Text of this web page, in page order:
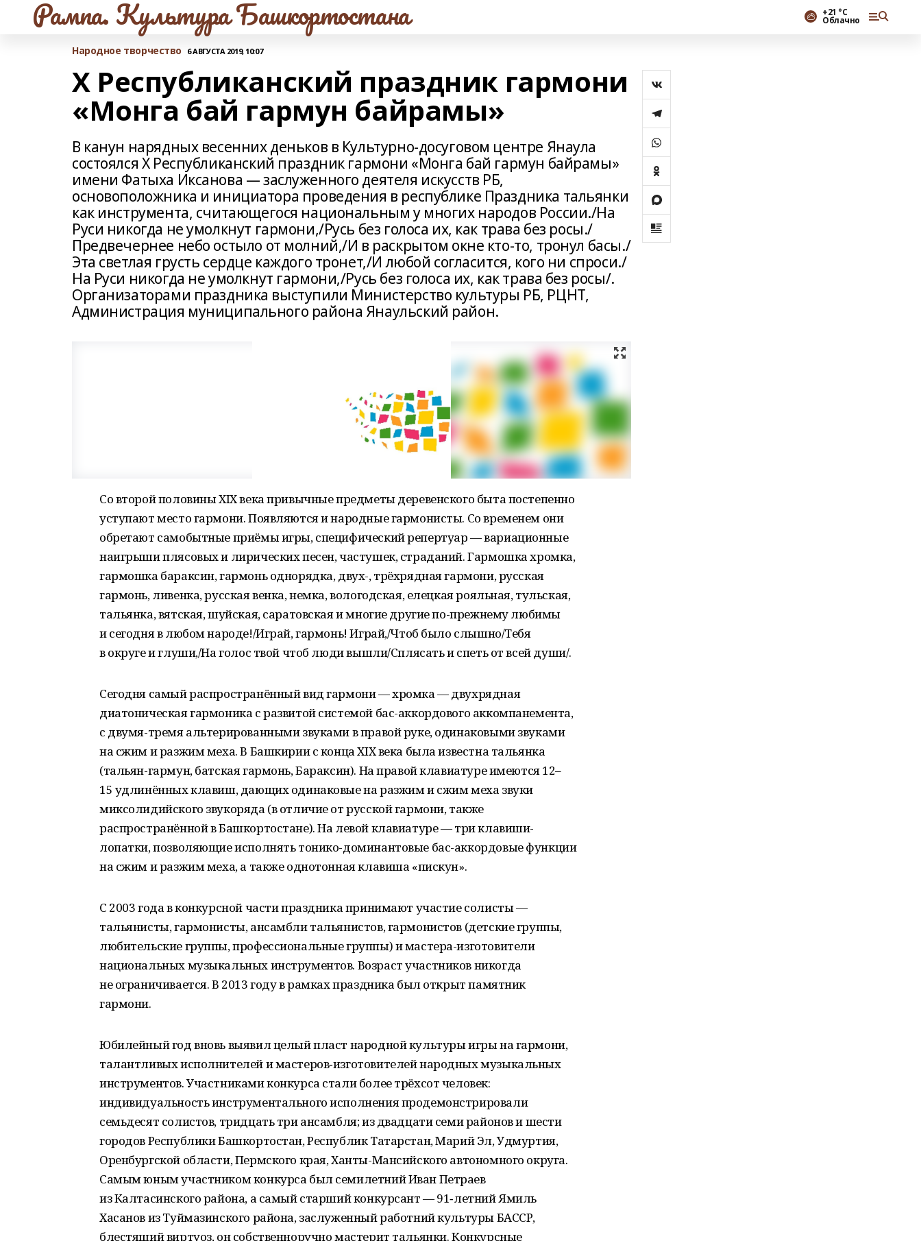
Рампа. Культура Башкортостана +21 °С
Облачно
Народное творчество 6 АВГУСТА 2019, 10:07
Х Республиканский праздник гармони
«Монга бай гармун байрамы»
В канун нарядных весенних деньков в Культурно-досуговом центре Янаула
состоялся X Республиканский праздник гармони «Монга бай гармун байрамы»
имени Фатыха Иксанова — заслуженного деятеля искусств РБ,
основоположника и инициатора проведения в республике Праздника тальянки
как инструмента, считающегося национальным у многих народов России./На
Руси никогда не умолкнут гармони,/Русь без голоса их, как трава без росы./
Предвечернее небо остыло от молний,/И в раскрытом окне кто-то, тронул басы./
Эта светлая грусть сердце каждого тронет,/И любой согласится, кого ни спроси./
На Руси никогда не умолкнут гармони,/Русь без голоса их, как трава без росы/.
Организаторами праздника выступили Министерство культуры РБ, РЦНТ,
Администрация муниципального района Янаульский район.
Со второй половины XIX века привычные предметы деревенского быта постепенно
уступают место гармони. Появляются и народные гармонисты. Со временем они
обретают самобытные приёмы игры, специфический репертуар — вариационные
наигрыши плясовых и лирических песен, частушек, страданий. Гармошка хромка,
гармошка бараксин, гармонь однорядка, двух-, трёхрядная гармони, русская
гармонь, ливенка, русская венка, немка, вологодская, елецкая рояльная, тульская,
тальянка, вятская, шуйская, саратовская и многие другие по-прежнему любимы
и сегодня в любом народе!/Играй, гармонь! Играй,/Чтоб было слышно/Тебя
в округе и глуши,/На голос твой чтоб люди вышли/Сплясать и спеть от всей души/.
Сегодня самый распространённый вид гармони — хромка — двухрядная
диатоническая гармоника с развитой системой бас-аккордового аккомпанемента,
с двумя-тремя альтерированными звуками в правой руке, одинаковыми звуками
на сжим и разжим меха. В Башкирии с конца XIX века была известна тальянка
(тальян-гармун, батская гармонь, Бараксин). На правой клавиатуре имеются 12–
15 удлинённых клавиш, дающих одинаковые на разжим и сжим меха звуки
миксолидийского звукоряда (в отличие от русской гармони, также
распространённой в Башкортостане). На левой клавиатуре — три клавиши-
лопатки, позволяющие исполнять тонико-доминантовые бас-аккордовые функции
на сжим и разжим меха, а также однотонная клавиша «пискун».
С 2003 года в конкурсной части праздника принимают участие солисты —
тальянисты, гармонисты, ансамбли тальянистов, гармонистов (детские группы,
любительские группы, профессиональные группы) и мастера-изготовители
национальных музыкальных инструментов. Возраст участников никогда
не ограничивается. В 2013 году в рамках праздника был открыт памятник
гармони.
Юбилейный год вновь выявил целый пласт народной культуры игры на гармони,
талантливых исполнителей и мастеров‑изготовителей народных музыкальных
инструментов. Участниками конкурса стали более трёхсот человек:
индивидуальность инструментального исполнения продемонстрировали
семьдесят солистов, тридцать три ансамбля; из двадцати семи районов и шести
городов Республики Башкортостан, Республик Татарстан, Марий Эл, Удмуртия,
Оренбургской области, Пермского края, Ханты-Мансийского автономного округа.
Самым юным участником конкурса был семилетний Иван Петраев
из Калтасинского района, а самый старший конкурсант — 91‑летний Ямиль
Хасанов из Туймазинского района, заслуженный работний культуры БАССР,
блестящий виртуоз, он собственноручно мастерит тальянки. Конкурсные